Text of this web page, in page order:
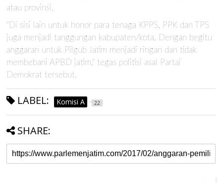
atau provinsi.
"Di sisi lain untuk honor para tenaga KPPS, PPK dan TPS
juga menjadi tanggungan kabupaten/kota. Dengan begitu
anggaran untuk Pilgub Jatim menjadi ringan dan tidak
membebani APBD jatim," tegas politisi asal Partai
Demokrat tersebut.
LABEL: Komisi A 22
SHARE: